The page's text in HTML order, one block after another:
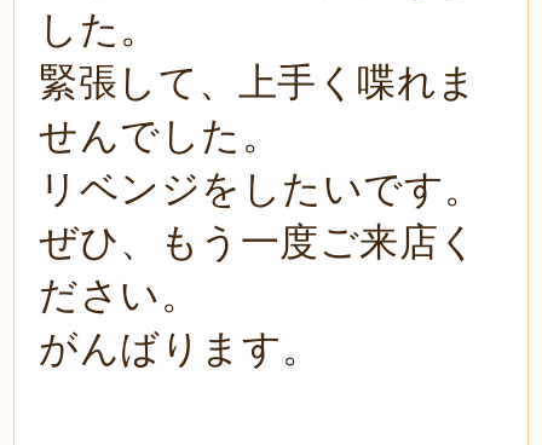
した。
緊張して、上手く喋れま
せんでした。
リベンジをしたいです。
ぜひ、もう一度ご来店く
ださい。
がんばります。